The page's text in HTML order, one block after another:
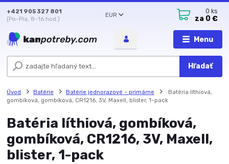
Menu
EUR
Hľadať
+421 905 327 801
(Po-Pia, 8-16 hod.)
0 ks
za 0 €
Úvod Batérie Batérie jednorazové - primárne
Batéria líthiová,
gombíková, gombíková, CR1216, 3V, Maxell, blister, 1-pack
Batéria líthiová, gombíková,
gombíková, CR1216, 3V, Maxell,
blister, 1-pack